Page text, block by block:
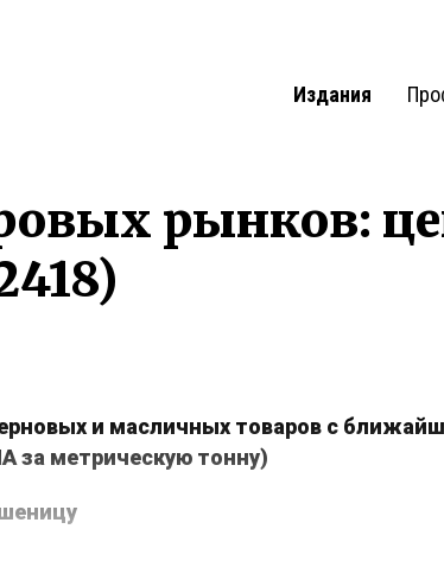
Издания
рынков:
и масличных товаров с
за метрическую тонну)